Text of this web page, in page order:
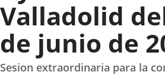
Valladolid
de junio de
Sesion extraordinaria para la